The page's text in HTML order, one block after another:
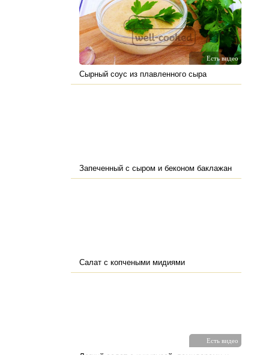
Есть видео
Сырный соус из плавленного сыра
Запеченный с сыром и беконом баклажан
Салат с копчеными мидиями
Есть видео